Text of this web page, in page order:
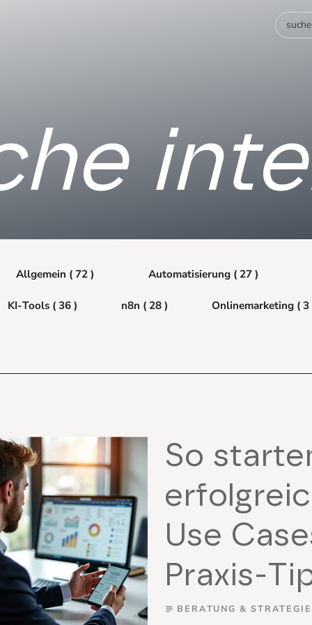
Allgemein ( 72 ) Automatisierung ( 27 )
KI-Tools ( 36 ) n8n ( 28 ) Onlinemarketing ( 3
So
Use
Praxis-
subject BERATUNG & STRATEGIE